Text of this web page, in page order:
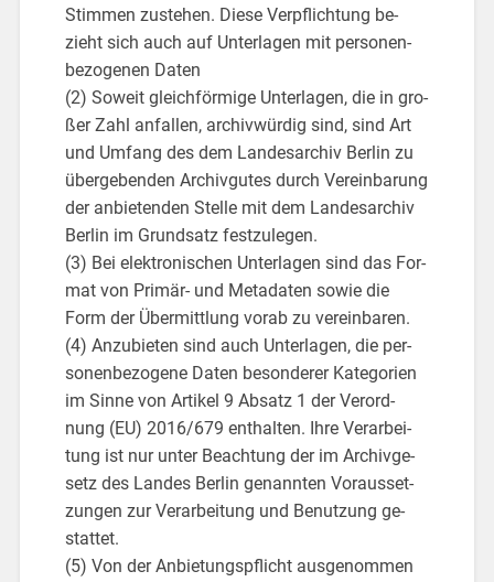
Stim­men zu­ste­hen. Diese Ver­pflich­tung be­
zieht sich auch auf Un­ter­la­gen mit per­so­nen­
be­zo­ge­nen Daten
(2) So­weit gleich­för­mi­ge Un­ter­la­gen, die in gro­
ßer Zahl an­fal­len, ar­chiv­wür­dig sind, sind Art
und Um­fang des dem Lan­des­ar­chiv Ber­lin zu
über­ge­ben­den Ar­chiv­gu­tes durch Ver­ein­ba­rung
der an­bie­ten­den Stel­le mit dem Lan­des­ar­chiv
Ber­lin im Grund­satz fest­zu­le­gen.
(3) Bei elek­tro­ni­schen Un­ter­la­gen sind das For­
mat von Pri­mär- und Me­ta­da­ten sowie die
Form der Über­mitt­lung vorab zu ver­ein­ba­ren.
(4) An­zu­bie­ten sind auch Un­ter­la­gen, die per­
so­nen­be­zo­ge­ne Daten be­son­de­rer Ka­te­go­ri­en
im Sinne von Ar­ti­kel 9 Ab­satz 1 der Ver­ord­
nung (EU) 2016/679 ent­hal­ten. Ihre Ver­ar­bei­
tung ist nur unter Be­ach­tung der im Ar­chiv­ge­
setz des Lan­des Ber­lin ge­nann­ten Vor­aus­set­
zun­gen zur Ver­ar­bei­tung und Be­nut­zung ge­
stat­tet.
(5) Von der An­bie­tungs­pflicht aus­ge­nom­men